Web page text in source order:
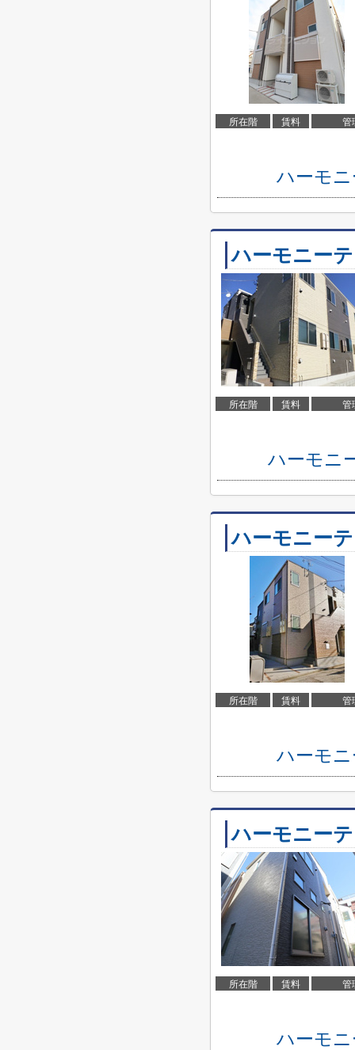
所在階 賃料 管
ハーモ
ハーモニー
所在階 賃料 管
ハーモニ
ハーモニー
所在階 賃料 管
ハーモ
ハーモニー
所在階 賃料 管
ハーモ